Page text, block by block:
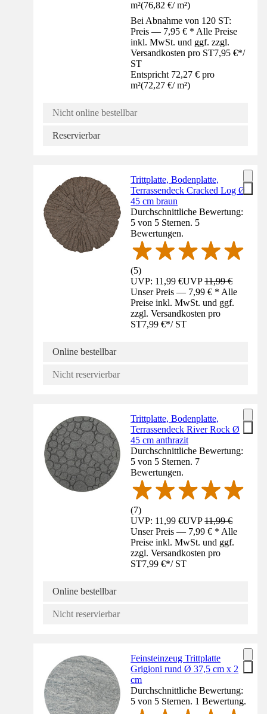
m²(76,82 €/ m²)
Bei Abnahme von 120 ST:
Preis — 7,95 € * Alle Preise
inkl. MwSt. und ggf. zzgl.
Versandkosten pro ST7,95 €*/
ST
Entspricht 72,27 € pro
m²(72,27 €/ m²)
Nicht online bestellbar
Reservierbar
Trittplatte, Bodenplatte,
Terrassendeck Cracked Log Ø
45 cm braun
Durchschnittliche Bewertung:
5 von 5 Sternen. 5
Bewertungen.
(5)
UVP: 11,99 €UVP11,99 €
Unser Preis — 7,99 € * Alle
Preise inkl. MwSt. und ggf.
zzgl. Versandkosten pro
ST7,99 €*/ ST
Online bestellbar
Nicht reservierbar
Trittplatte, Bodenplatte,
Terrassendeck River Rock Ø
45 cm anthrazit
Durchschnittliche Bewertung:
5 von 5 Sternen. 7
Bewertungen.
(7)
UVP: 11,99 €UVP11,99 €
Unser Preis — 7,99 € * Alle
Preise inkl. MwSt. und ggf.
zzgl. Versandkosten pro
ST7,99 €*/ ST
Online bestellbar
Nicht reservierbar
Feinsteinzeug Trittplatte
Grigioni rund Ø 37,5 cm x 2
cm
Durchschnittliche Bewertung:
5 von 5 Sternen. 1 Bewertung.